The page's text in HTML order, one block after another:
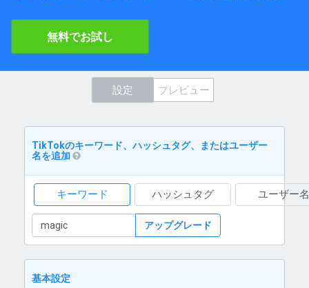
無料でお試し
設定 プレビュー
TikTokのキーワード、ハッシュタグ、またはユーザー
名を追加
キーワード ハッシュタグ ユーザー名
アップグレード
基本設定